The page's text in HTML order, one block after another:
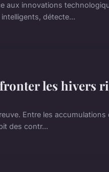
aux innovations
détecte...
les hivers
Entre les
des contr...